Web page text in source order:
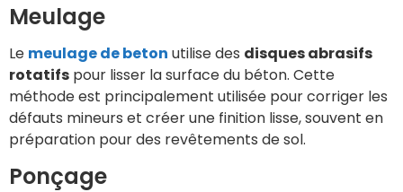
Meulage
Le meulage de beton utilise des disques abrasifs
rotatifs pour lisser la surface du béton. Cette
méthode est principalement utilisée pour corriger les
défauts mineurs et créer une finition lisse, souvent en
préparation pour des revêtements de sol.
Ponçage